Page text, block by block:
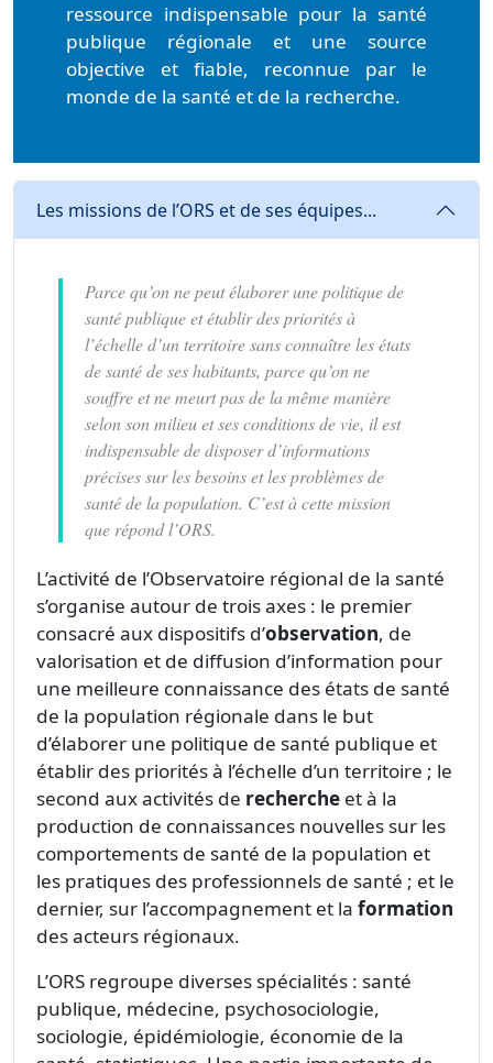
ressource indispensable pour la santé
publique régionale et une source
objective et fiable, reconnue par le
monde de la santé et de la recherche.
Les missions de l’ORS et de ses équipes...
Parce qu’on ne peut élaborer une politique de
santé publique et établir des priorités à
l’échelle d’un territoire sans connaître les états
de santé de ses habitants, parce qu’on ne
souffre et ne meurt pas de la même manière
selon son milieu et ses conditions de vie, il est
indispensable de disposer d’informations
précises sur les besoins et les problèmes de
santé de la population. C’est à cette mission
que répond l’ORS.
L’activité de l’Observatoire régional de la santé
s’organise autour de trois axes : le premier
consacré aux dispositifs d’observation, de
valorisation et de diffusion d’information pour
une meilleure connaissance des états de santé
de la population régionale dans le but
d’élaborer une politique de santé publique et
établir des priorités à l’échelle d’un territoire ; le
second aux activités de recherche et à la
production de connaissances nouvelles sur les
comportements de santé de la population et
les pratiques des professionnels de santé ; et le
dernier, sur l’accompagnement et la formation
des acteurs régionaux.
L’ORS regroupe diverses spécialités : santé
publique, médecine, psychosociologie,
sociologie, épidémiologie, économie de la